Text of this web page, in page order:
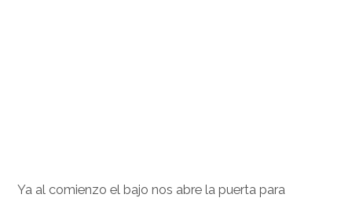
Ya al comienzo el bajo nos abre la puerta para